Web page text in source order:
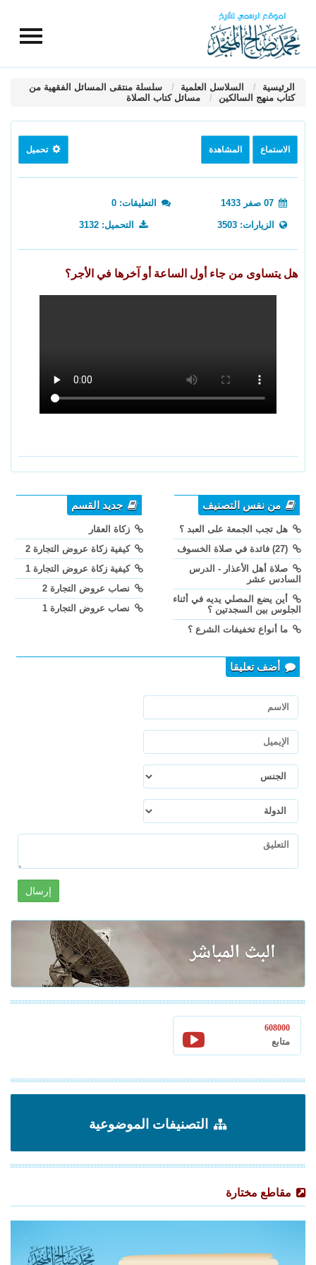
الرئيسية السلاسل العلمية
سلسلة منتقى المسائل الفقهية من
كتاب منهج السالكين
مسائل كتاب الصلاة
الاستماع المشاهدة تحميل
التعليقات: 0
الزيارات: 3503 التحميل: 3132
هل يتساوى من جاء أول الساعة أو آخرها في الأجر؟
من نفس التصنيف
هل تجب الجمعة على العبد ؟
(27) فائدة في صلاة الخسوف
صلاة أهل الأعذار - الدرس
السادس عشر
أين يضع المصلي يديه في أثناء
الجلوس بين السجدتين ؟
ما أنواع تخفيفات الشرع ؟
جديد القسم
زكاة العقار
كيفية زكاة عروض التجارة 2
كيفية زكاة عروض التجارة 1
نصاب عروض التجارة 2
نصاب عروض التجارة 1
أضف تعليقا
إرسال
608000
متابع
التصنيفات الموضوعية
مقاطع مختارة